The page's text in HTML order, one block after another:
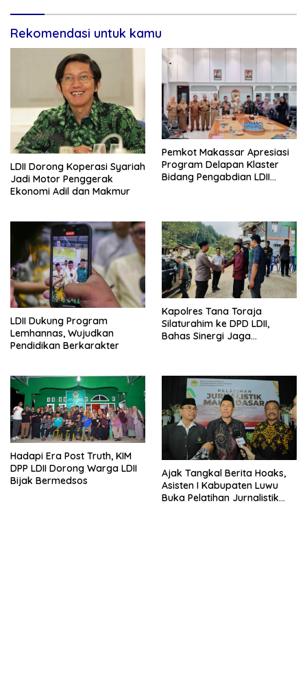
Rekomendasi untuk kamu
LDII Dorong Koperasi Syariah
Jadi Motor Penggerak
Ekonomi Adil dan Makmur
Pemkot Makassar Apresiasi
Program Delapan Klaster
Bidang Pengabdian LDII
LDII Dukung Program
Lemhannas, Wujudkan
Pendidikan Berkarakter
Kapolres Tana Toraja
Silaturahim ke DPD LDII,
Bahas Sinergi Jaga
Hadapi Era Post Truth, KIM
DPP LDII Dorong Warga LDII
Bijak Bermedsos
Ajak Tangkal Berita Hoaks,
Asisten I Kabupaten Luwu
Buka Pelatihan Jurnalistik